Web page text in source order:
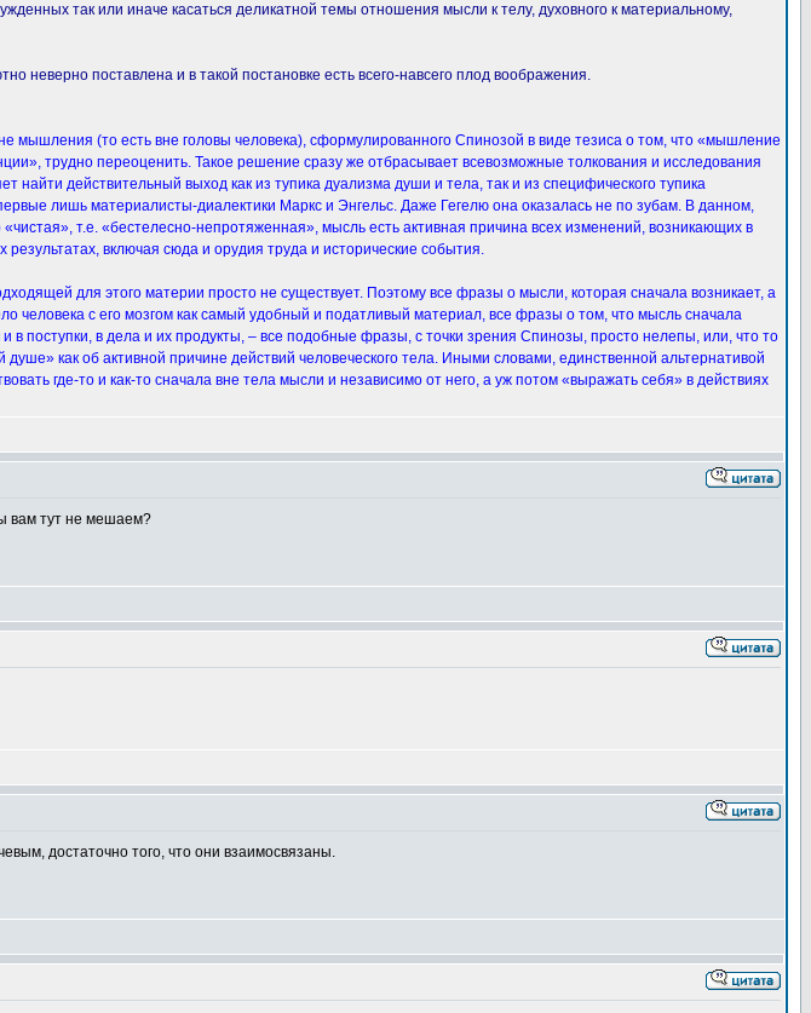
так или иначе касаться деликатной темы отношения мысли к телу, духовного к материальному,
неверно поставлена и в такой постановке есть всего-навсего плод воображения.
мышления (то есть вне головы человека), сформулированного Спинозой в виде тезиса о том, что «мышление
трудно переоценить. Такое решение сразу же отбрасывает всевозможные толкования и исследования
найти действительный выход как из тупика дуализма души и тела, так и из специфического тупика
лишь материалисты-диалектики Маркс и Энгельс. Даже Гегелю она оказалась не по зубам. В данном,
т.е. «бестелесно-непротяженная», мысль есть активная причина всех изменений, возникающих в
включая сюда и орудия труда и исторические события.
для этого материи просто не существует. Поэтому все фразы о мысли, которая сначала возникает, а
человека с его мозгом как самый удобный и податливый материал, все фразы о том, что мысль сначала
в поступки, в дела и их продукты, – все подобные фразы, с точки зрения Спинозы, просто нелепы, или, что то
как об активной причине действий человеческого тела. Иными словами, единственной альтернативой
где-то и как-то сначала вне тела мысли и независимо от него, а уж потом «выражать себя» в действиях
вам тут не мешаем?
достаточно того, что они взаимосвязаны.